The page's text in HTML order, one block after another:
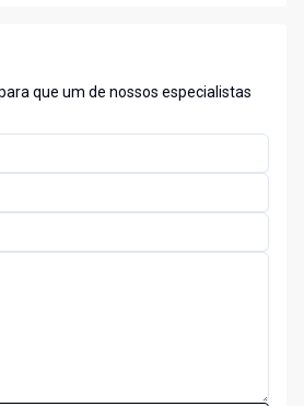
que um de nossos especialistas